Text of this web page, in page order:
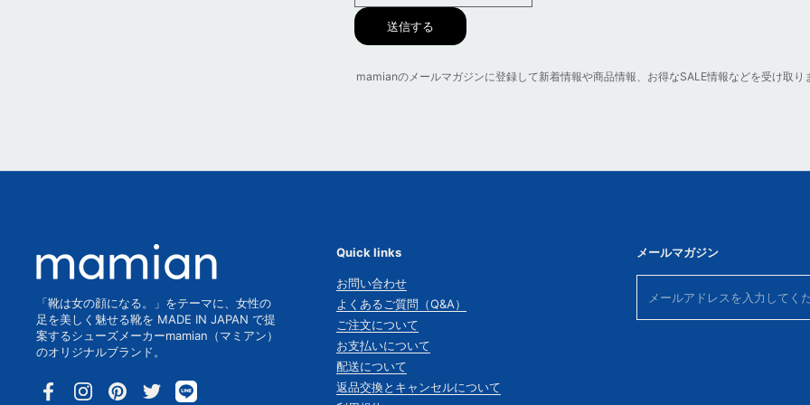
送信する
mamianのメールマガジンに登録して新着情報や商品情報、お得なSALE情報などを受け取り
「靴は女の顔になる。」をテーマに、女性の
足を美しく魅せる靴を MADE IN JAPAN で提
案するシューズメーカーmamian（マミアン）
のオリジナルブランド。
FacebookInstagramPinterestTwitter
Quick links
お問い合わせ
よくあるご質問（Q&A）
ご注文について
お支払いについて
配送について
返品交換とキャンセルについて
メールマガジン